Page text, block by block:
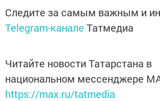
Следите за самым важным и
Telegram-канале Татмедиа
Читайте новости Татарстана в
национальном мессенджере
https://max.ru/tatmedia